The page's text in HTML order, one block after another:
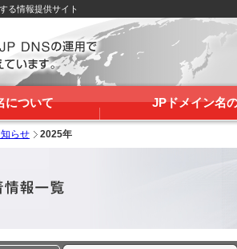
る情報提供サイト
について JPドメイン名
らせ 2025年